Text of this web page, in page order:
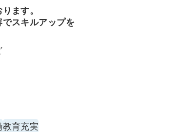
ます。
スキルアップを
教育充実